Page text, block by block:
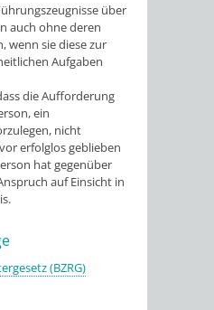
über
auch ohne deren
wenn sie diese zur
Aufgaben
die Aufforderung
ein
nicht
erfolglos geblieben
hat gegenüber
auf Einsicht in
(BZRG)